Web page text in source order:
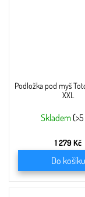
Podložka pod myš
XXL
Skladem
1 279 Kč
Do košíku